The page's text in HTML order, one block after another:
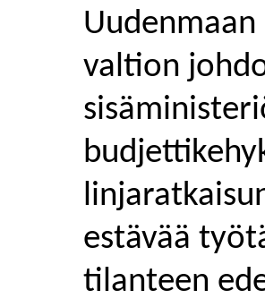
valtion
estävää
tilanteen